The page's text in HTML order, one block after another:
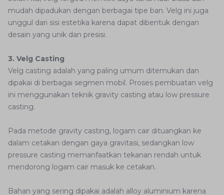
mudah dipadukan dengan berbagai tipe ban. Velg ini juga
unggul dari sisi estetika karena dapat dibentuk dengan
desain yang unik dan presisi.
3. Velg Casting
Velg casting adalah yang paling umum ditemukan dan
dipakai di berbagai segmen mobil. Proses pembuatan velg
ini menggunakan teknik gravity casting atau low pressure
casting.
Pada metode gravity casting, logam cair dituangkan ke
dalam cetakan dengan gaya gravitasi, sedangkan low
pressure casting memanfaatkan tekanan rendah untuk
mendorong logam cair masuk ke cetakan.
Bahan yang sering dipakai adalah alloy aluminium karena